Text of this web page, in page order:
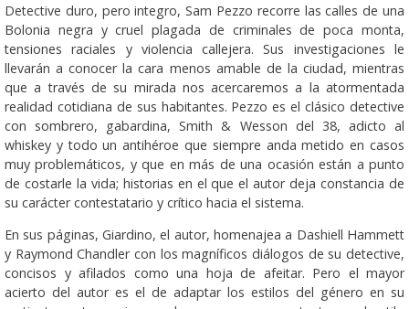
Detective duro, pero integro, Sam Pezzo recorre las calles de una
Bolonia negra y cruel plagada de criminales de poca monta,
tensiones raciales y violencia callejera. Sus investigaciones le
llevarán a conocer la cara menos amable de la ciudad, mientras
que a través de su mirada nos acercaremos a la atormentada
realidad cotidiana de sus habitantes. Pezzo es el clásico detective
con sombrero, gabardina, Smith & Wesson del 38, adicto al
whiskey y todo un antihéroe que siempre anda metido en casos
muy problemáticos, y que en más de una ocasión están a punto
de costarle la vida; historias en el que el autor deja constancia de
su carácter contestatario y crítico hacia el sistema.
En sus páginas, Giardino, el autor, homenajea a Dashiell Hammett
y Raymond Chandler con los magníficos diálogos de su detective,
concisos y afilados como una hoja de afeitar. Pero el mayor
acierto del autor es el de adaptar los estilos del género en su